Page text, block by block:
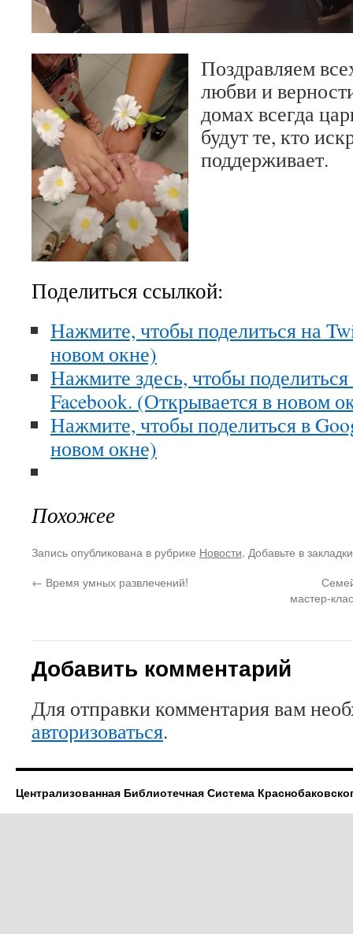
Поздравляем
любви и
домах всегда
будут те, кто
поддерживает.
Поделиться ссылкой:
Нажмите, чтобы поделиться на
новом окне)
Нажмите здесь, чтобы
Facebook. (Открывается в новом
Нажмите, чтобы поделиться в
новом окне)
Похожее
Запись опубликована в рубрике Новости. Добавьте в
← Время умных развлечений!
мастер-
Добавить комментарий
Для отправки комментария вам
авторизоваться.
Централизованная Библиотечная Система